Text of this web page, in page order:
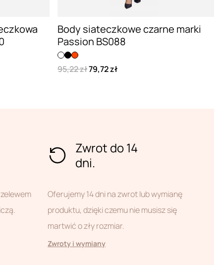
Body siateczkowe czarne marki
Passion BS088
95,22 zł79,72 zł
Zwrot do 14
dni.
Oferujemy 14 dni na zwrot lub wymianę
produktu, dzięki czemu nie musisz się
martwić o zły rozmiar.
Zwroty i wymiany